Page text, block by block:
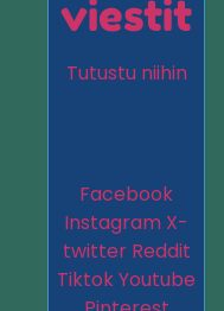
viestit
Tutustu niihin
Facebook
Instagram X-
twitter Reddit
TiktokYoutube